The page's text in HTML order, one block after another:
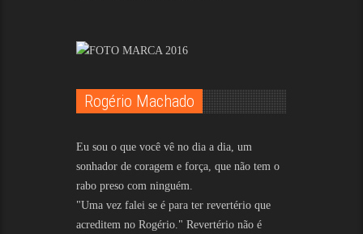
Rogério Machado
Eu sou o que você vê no dia a dia, um
sonhador de coragem e força, que não tem o
rabo preso com ninguém.
"Uma vez falei se é para ter revertério que
acreditem no Rogério." Revertério não é